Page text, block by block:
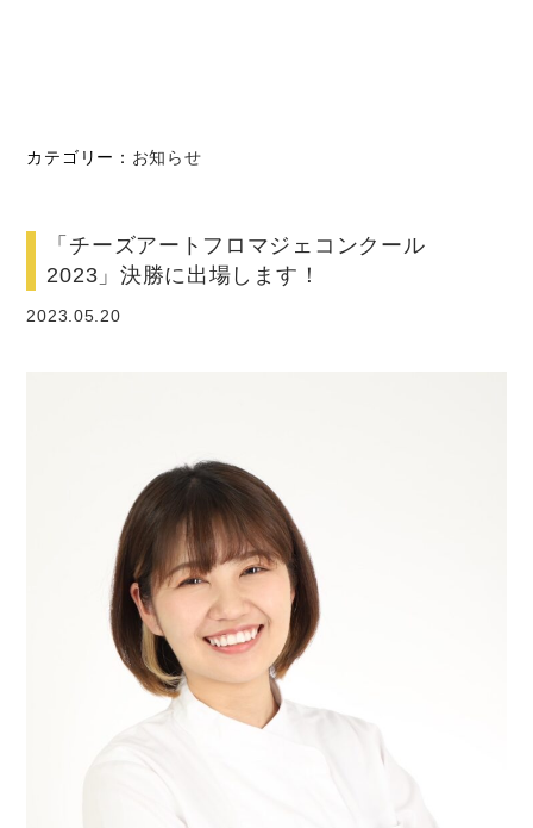
カテゴリー： お知らせ
「チーズアートフロマジェコンクール
2023」決勝に出場します！
2023.05.20